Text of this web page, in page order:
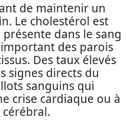
de maintenir un
Le cholestérol est
dans le sang
des parois
Des taux élevés
signes directs du
sanguins qui
crise cardiaque ou à